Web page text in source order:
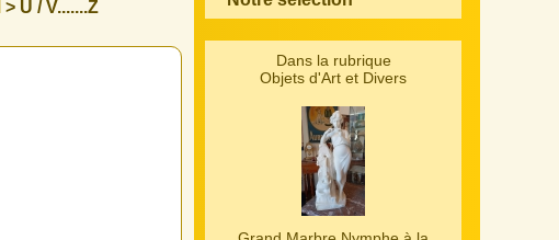
> U / V.......Z
Dans la rubrique
Objets d'Art et Divers